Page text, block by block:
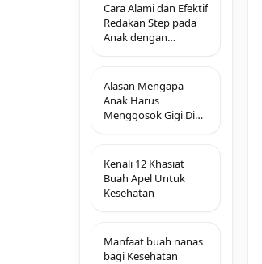
Cara Alami dan Efektif
Redakan Step pada
Anak dengan
Alasan Mengapa
Anak Harus
Menggosok Gigi Di
Kenali 12 Khasiat
Buah Apel Untuk
Kesehatan
Manfaat buah nanas
bagi Kesehatan